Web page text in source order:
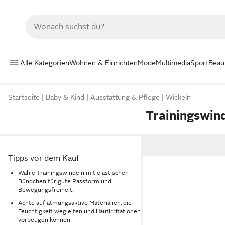
Alle KategorienWohnen & EinrichtenModeMultimediaSport
Startseite Baby & Kind Ausstattung & Pflege Wickeln
Tipps vor dem Kauf
Wähle Trainingswindeln mit elastischen
Bündchen für gute Passform und
Bewegungsfreiheit.
Achte auf atmungsaktive Materialien, die
Feuchtigkeit wegleiten und Hautirritationen
vorbeugen können.